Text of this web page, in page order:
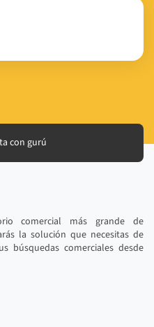
con gurú
comercial más grande de
la solución que necesitas de
búsquedas comerciales desde